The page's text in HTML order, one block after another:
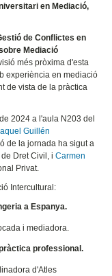
en Mediació,
de Conflictes en
Mediació
més pròxima d'esta
experiència en mediació
de vista de la pràctica
2024 a l'aula N203 del
Guillén
de la jornada ha sigut a
de Dret Civil, iCarmen
Privat.
Intercultural:
a Espanya.
i mediadora.
professional.
d'Atles